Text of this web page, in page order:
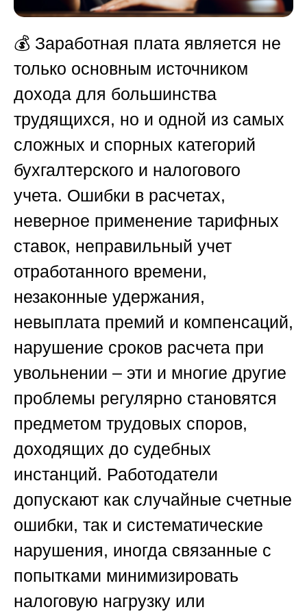
💰 Заработная плата является не
только основным источником
дохода для большинства
трудящихся, но и одной из самых
сложных и спорных категорий
бухгалтерского и налогового
учета. Ошибки в расчетах,
неверное применение тарифных
ставок, неправильный учет
отработанного времени,
незаконные удержания,
невыплата премий и компенсаций,
нарушение сроков расчета при
увольнении – эти и многие другие
проблемы регулярно становятся
предметом трудовых споров,
доходящих до судебных
инстанций. Работодатели
допускают как случайные счетные
ошибки, так и систематические
нарушения, иногда связанные с
попытками минимизировать
налоговую нагрузку или